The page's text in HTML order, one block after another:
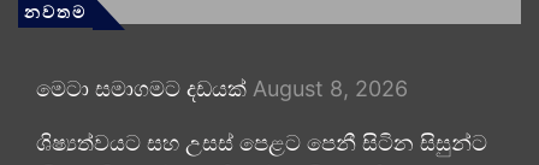
නවතම
මෙටා සමාගමට දඩයක් August 8, 2026
ශිෂ්‍යත්වයට සහ උසස් පෙළට පෙනී සිටින සිසුන්ට